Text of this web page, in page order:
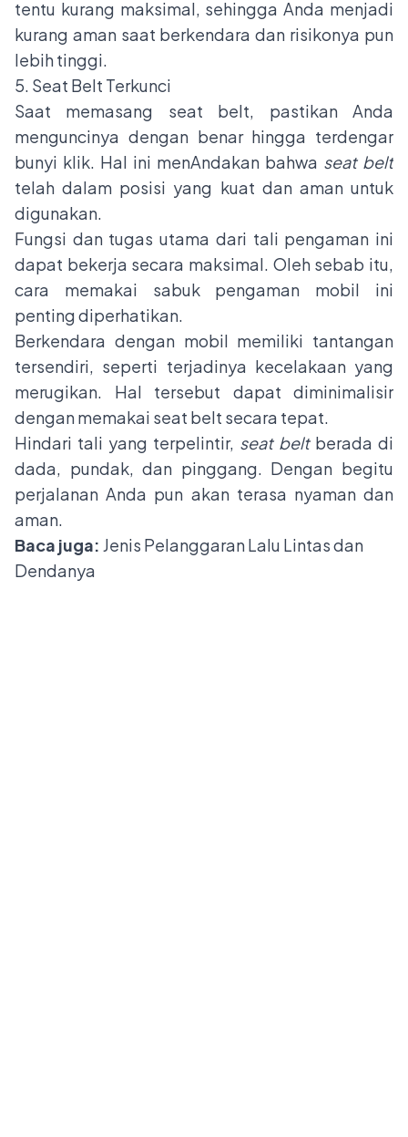
tentu kurang maksimal, sehingga Anda menjadi
kurang aman saat berkendara dan risikonya pun
lebih tinggi.
5. Seat Belt Terkunci
Saat memasang seat belt, pastikan Anda
menguncinya dengan benar hingga terdengar
bunyi klik. Hal ini menAndakan bahwa seat belt
telah dalam posisi yang kuat dan aman untuk
digunakan.
Fungsi dan tugas utama dari tali pengaman ini
dapat bekerja secara maksimal. Oleh sebab itu,
cara memakai sabuk pengaman mobil ini
penting diperhatikan.
Berkendara dengan mobil memiliki tantangan
tersendiri, seperti terjadinya kecelakaan yang
merugikan. Hal tersebut dapat diminimalisir
dengan memakai seat belt secara tepat.
Hindari tali yang terpelintir, seat beltberada di
dada, pundak, dan pinggang. Dengan begitu
perjalanan Anda pun akan terasa nyaman dan
aman.
Baca juga: Jenis Pelanggaran Lalu Lintas dan
Dendanya